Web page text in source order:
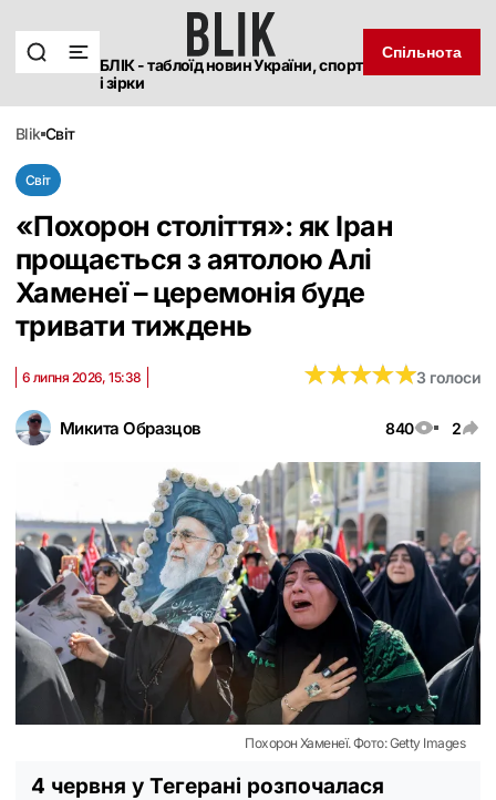
БЛІК - таблоїд новин України, спорт
і зірки
Спільнота
blik світ
Світ
«Похорон століття»: як Іран
прощається з аятолою Алі
Хаменеї – церемонія буде
тривати тиждень
Микита Образцов 840 2
6 липня 2026, 15:38 ★★★★★
★★★★★3 голоси
Похорон Хаменеї. Фото: Getty Images
4 червня у Тегерані розпочалася